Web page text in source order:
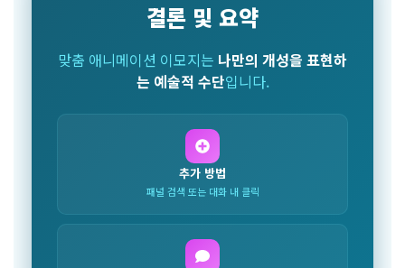
결론 및 요약
맞춤 애니메이션 이모지는 나만의 개성을 표현하
는 예술적 수단입니다.
추가 방법
패널 검색 또는 대화 내 클릭